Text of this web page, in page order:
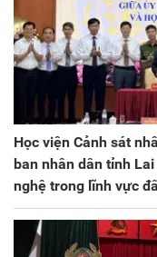
Học viện Cảnh sát
ban nhân dân tỉnh
nghệ trong lĩnh vực